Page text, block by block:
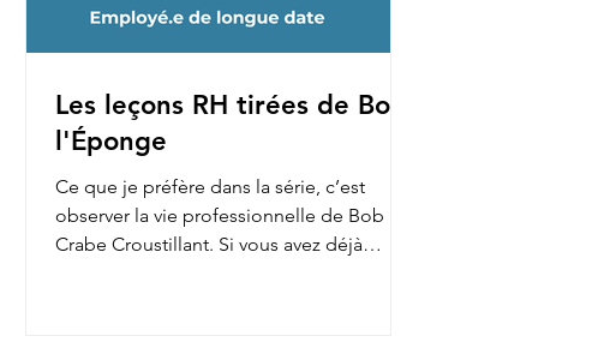
Les leçons RH tirées de Bob
l'Éponge
Ce que je préfère dans la série, c’est
observer la vie professionnelle de Bob au
Crabe Croustillant. Si vous avez déjà